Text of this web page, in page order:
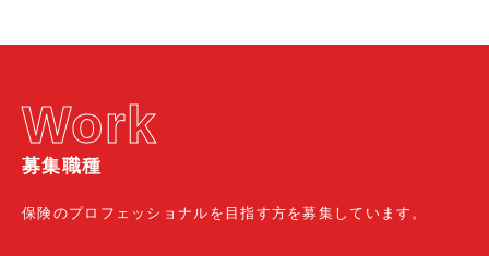
Work
募集職種
保険のプロフェッショナルを目指す方を募集しています。